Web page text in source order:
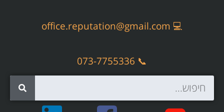
💻
office.reputation@gmail.com
📞 073-7755336